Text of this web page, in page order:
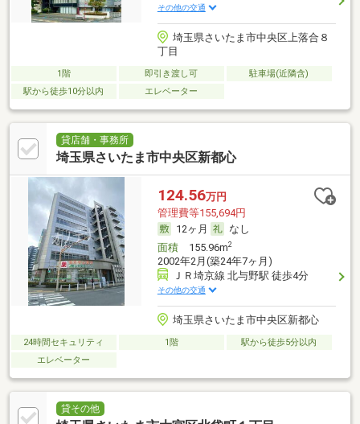
その他の交通
埼玉県さいたま市中央区上落合８
丁目
1階 即引き渡し可
駐車場(近隣含)
駅から徒歩10分以内
エレベーター
貸店舗・事務所
埼玉県さいたま市中央区新都心
124.56万円
管理費等155,694円
12ヶ月
なし
面積155.96m2
2002年2月(築24年7ヶ月)
ＪＲ埼京線 北与野駅 徒歩4分
その他の交通
埼玉県さいたま市中央区新都心
24時間セキュリティ 1階
駅から徒歩5分以内
エレベーター
貸その他